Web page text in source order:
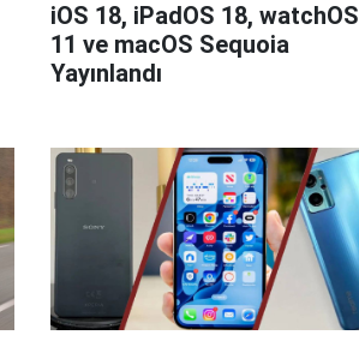
iOS 18, iPadOS 18, watchOS
11 ve macOS Sequoia
Yayınlandı